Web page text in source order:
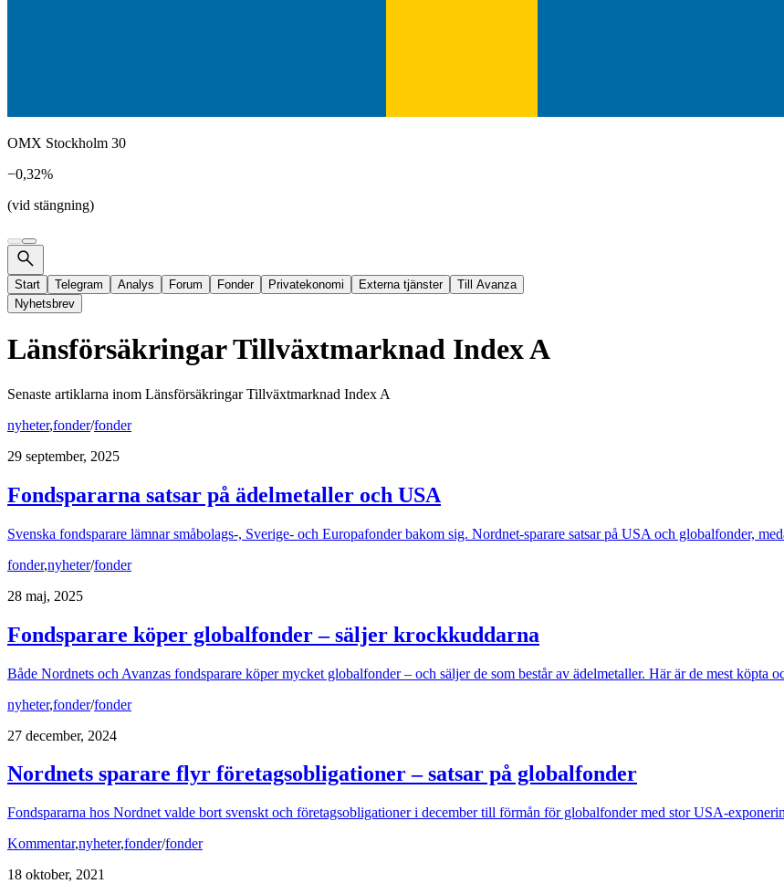
OMX Stockholm 30
−0,32%
(vid stängning)
Start Telegram Analys Forum Fonder Privatekonomi Externa tjänster
Till Avanza
Nyhetsbrev
Länsförsäkringar Tillväxtmarknad Index A
Senaste artiklarna inom Länsförsäkringar Tillväxtmarknad Index A
nyheter,fonder/fonder
29 september, 2025
Fondspararna satsar på ädelmetaller och USA
Svenska fondsparare lämnar småbolags-, Sverige- och Europafonder bakom sig. Nordnet-sparare satsar på USA och globalfonder,
fonder,nyheter/fonder
28 maj, 2025
Fondsparare köper globalfonder – säljer krockkuddarna
Både Nordnets och Avanzas fondsparare köper mycket globalfonder – och säljer de som består av ädelmetaller. Här är de mest köpta
nyheter,fonder/fonder
27 december, 2024
Nordnets sparare flyr företagsobligationer – satsar på globalfonder
Fondspararna hos Nordnet valde bort svenskt och företagsobligationer i december till förmån för globalfonder med stor USA-
Kommentar,nyheter,fonder/fonder
18 oktober, 2021